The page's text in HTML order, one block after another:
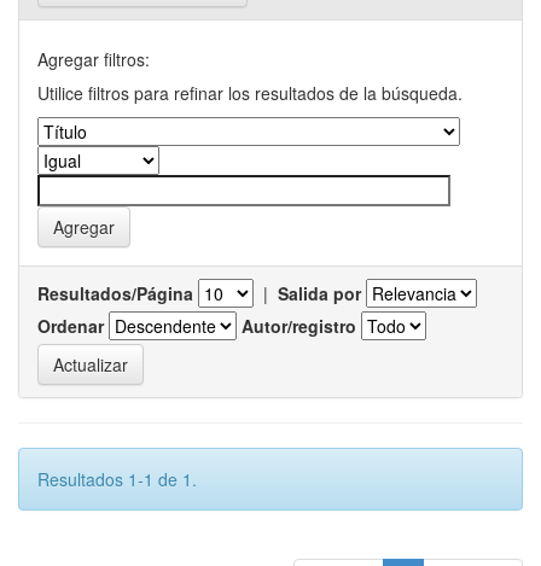
Agregar filtros:
Utilice filtros para refinar los resultados de la búsqueda.
Resultados/Página | Salida por
Ordenar
Autor/registro
Resultados 1-1 de 1.